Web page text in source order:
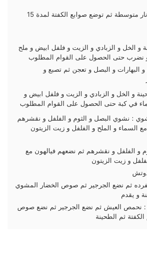
يوضع الجريل على نار متوسطة ثم توضع صوابع الكفتة لمدة 15
و الخل و الزبادي و الزيت و فلفل ابيض و ملح
نضرب حتى الحصول على القوام المطلوب
البهارات و البصل و تعجن ثم تصبع و
و الخل و الزبادي و الزيت و فلفل ابيض و
في كبة حتى الحصول على القوام المطلوب
: نشوي البصل و الثوم و الفلفل و نقشرهم
السماء و الملح و الفلفل و زيت الزيتون
و الفلفل و نقشرهم ثم نضعهم فيالهون مع
و زيت الزيتون
ثم نضع الجرجير ثم صوص الخضار المشوي
و يقدم
: نحمص العيش ثم نضع الجرجير ثم نضع صوص
ثم الطحينة